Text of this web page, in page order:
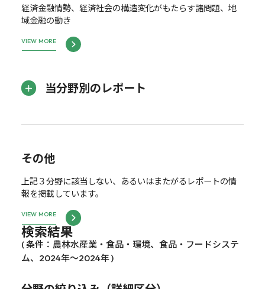
経済金融情勢、経済社会の構造変化がもたらす諸問題、地
域金融の動き
VIEW MORE
当分野別のレポート
その他
上記３分野に該当しない、あるいはまたがるレポートの情
報を掲載しています。
VIEW MORE
検索結果
( 条件：農林水産業・食品・環境、食品・フードシステ
ム、2024年～2024年 )